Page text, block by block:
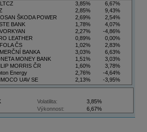
3,85%
6,67%
2,85%
9,43%
ŠKODA POWER
2,69%
2,54%
BANK
1,78%
4,07%
2,27%
-4,86%
LEATHER
0,89%
0,00%
ČS
1,02%
2,83%
BANKA
3,03%
6,63%
MONEY BANK
1,51%
3,03%
MORRIS ČR
1,60%
3,78%
Energy
2,76%
-4,64%
UAV SE
2,13%
-3,95%
3,50%
5,88%
Volatilita:
3,85%
Výkonnost:
6,67%